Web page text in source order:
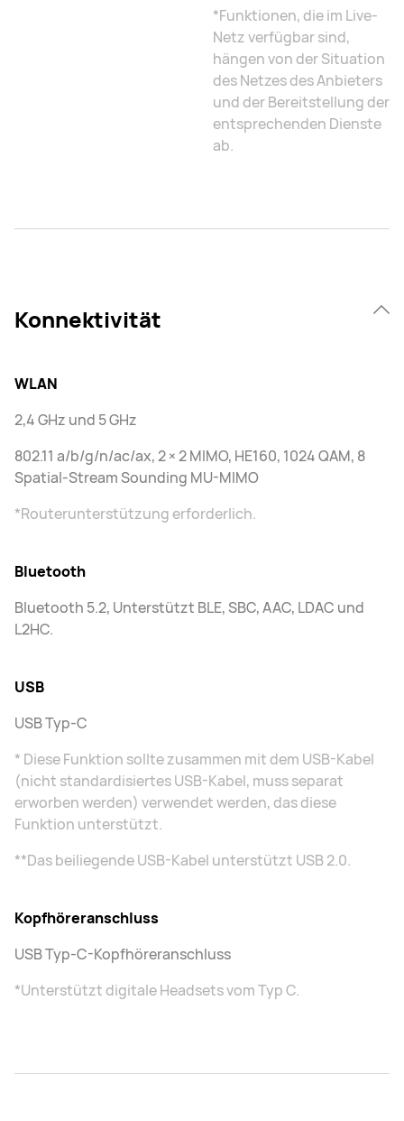
*Funktionen, die im Live-
Netz verfügbar sind,
hängen von der Situation
des Netzes des Anbieters
und der Bereitstellung der
entsprechenden Dienste
ab.
Konnektivität
WLAN
2,4 GHz und 5 GHz
802.11 a/b/g/n/ac/ax, 2 × 2 MIMO, HE160, 1024 QAM, 8
Spatial-Stream Sounding MU-MIMO
*Routerunterstützung erforderlich.
Bluetooth
Bluetooth 5.2, Unterstützt BLE, SBC, AAC, LDAC und
L2HC.
USB
USB Typ-C
* Diese Funktion sollte zusammen mit dem USB-Kabel
(nicht standardisiertes USB-Kabel, muss separat
erworben werden) verwendet werden, das diese
Funktion unterstützt.
**Das beiliegende USB-Kabel unterstützt USB 2.0.
Kopfhöreranschluss
USB Typ-C-Kopfhöreranschluss
*Unterstützt digitale Headsets vom Typ C.